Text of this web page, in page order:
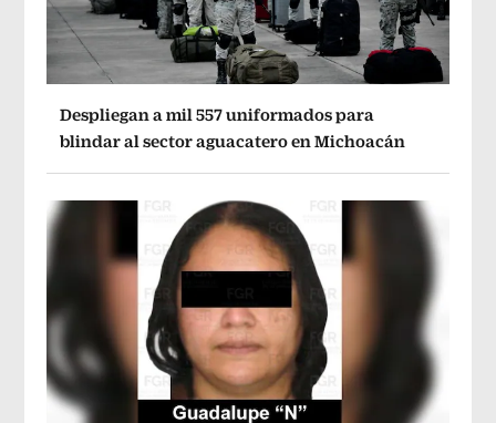
Despliegan a mil 557 uniformados para
blindar al sector aguacatero en Michoacán